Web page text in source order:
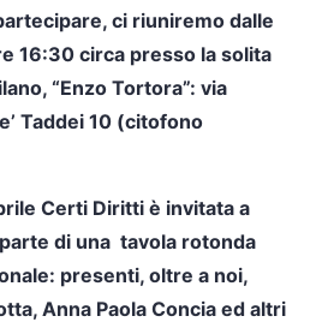
ci riuniremo dalle
16:30 circa presso la solita
“Enzo Tortora”: via
Taddei 10 (citofono
Certi Diritti è invitata a
di una tavola rotonda
presenti, oltre a noi,
Anna Paola Concia ed altri